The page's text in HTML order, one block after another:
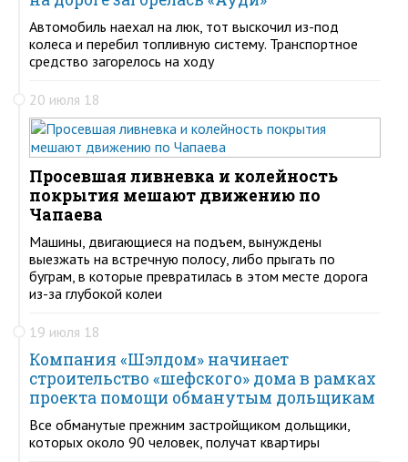
Автомобиль наехал на люк, тот выскочил из-под
колеса и перебил топливную систему. Транспортное
средство загорелось на ходу
20 июля 18
Просевшая ливневка и колейность
покрытия мешают движению по
Чапаева
Машины, двигающиеся на подъем, вынуждены
выезжать на встречную полосу, либо прыгать по
буграм, в которые превратилась в этом месте дорога
из-за глубокой колеи
19 июля 18
Компания «Шэлдом» начинает
строительство «шефского» дома в рамках
проекта помощи обманутым дольщикам
Все обманутые прежним застройщиком дольщики,
которых около 90 человек, получат квартиры